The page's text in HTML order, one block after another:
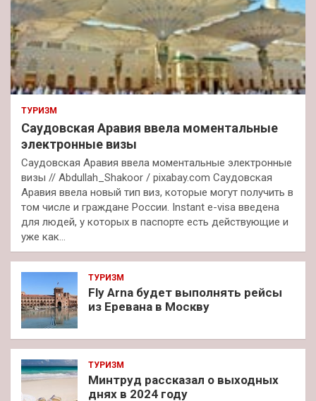
ТУРИЗМ
Саудовская Аравия ввела моментальные
электронные визы
Саудовская Аравия ввела моментальные электронные
визы // Abdullah_Shakoor / pixabay.com Саудовская
Аравия ввела новый тип виз, которые могут получить в
том числе и граждане России. Instant e-visa введена
для людей, у которых в паспорте есть действующие и
уже как…
ТУРИЗМ
Fly Arna будет выполнять рейсы
из Еревана в Москву
ТУРИЗМ
Минтруд рассказал о выходных
днях в 2024 году